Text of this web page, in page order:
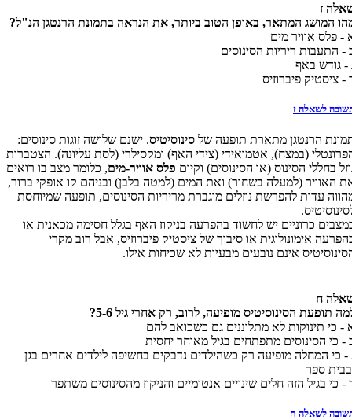
ז
המושג המתאר, באופן הטוב ביותר, את הנראה בתמונת הרנטגן הנ"ל?
- פלס אוויר מים
- התעבות ריריות הסינוסים
- גודש באף
- ציסטיק פיברוזיס
לשאלה ז
הרנטגן מתארת תופעה של סינוסיטיס. ישנם שלושה זוגות סינוסים:
(במצח), אטמואידי (צידי האף) ומקסילרי (לסת עליונה). הצטברות
בחללי הסינוס (או הסינוסים) וקיום פלס אוויר-מים, כלומר מצב בו רואים
האוויר (למעלה בשחור) ואת המים (למטה בלבן) ובניהם קו אופקי ברור,
עדות להפרשת נוזלים מוגברת מריריות הסינוסים, תופעה שמיוחסת
כרוניים יש לחשוד בהפרעה בניקוז האף בגלל חסימה מכאנית או
אימונולוגית או סיבוך של ציסטיק פיברוזיס, אבל רוב מקרי
אינם נובעים מבעיות לא שכיחות אילו.
ח
תופעת הסינוסיטיס מופיעה, לרוב, רק אחרי גיל 5-6?
- כי תינוקות לא מתלוננים גם כשכואב להם
- כי הסינוסים מתפתחים בגיל מאוחר יחסית
- כי המחלה מופיעה רק כשהילדים נדבקים בחשיפה לילדים אחרים בגן
ספר
- כי בגיל הזה חלים שינויים אנטומיים והניקוז מהסינוסים משתפר
לשאלה ח